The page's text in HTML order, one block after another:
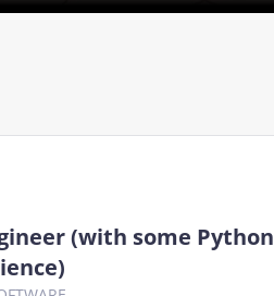
(with some Python